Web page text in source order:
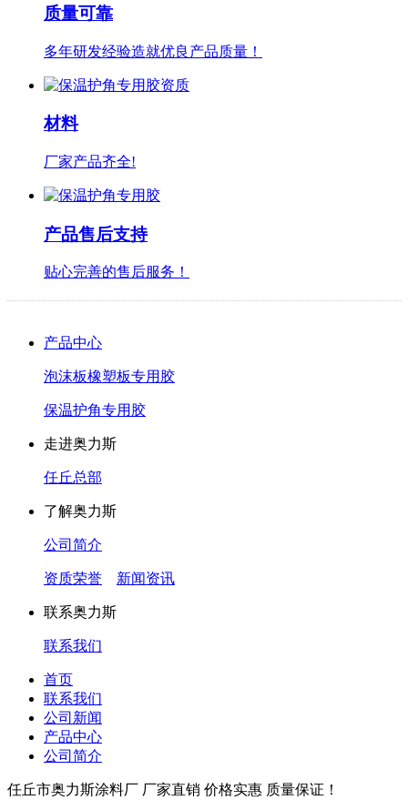
质量可靠
多年研发经验造就优良产品质量！
材料
厂家产品齐全!
产品售后支持
贴心完善的售后服务！
产品中心
泡沫板橡塑板专用胶
保温护角专用胶
走进奥力斯
任丘总部
了解奥力斯
公司简介
资质荣誉 新闻资讯
联系奥力斯
联系我们
首页
联系我们
公司新闻
产品中心
公司简介
任丘市奥力斯涂料厂 厂家直销 价格实惠 质量保证！